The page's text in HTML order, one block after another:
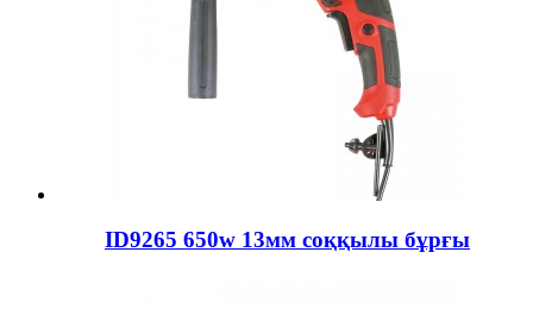
ID9265 650w 13мм соққылы бұрғы